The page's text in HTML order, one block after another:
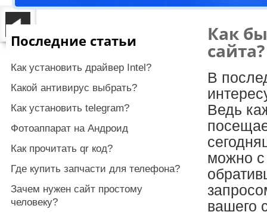
Как
сайта?
В
Ведь
можно
вашего
Последние статьи
Как установить драйвер Intel?
Какой антивирус выбрать?
Как установить telegram?
Фотоаппарат на Андроид
Как прочитать qr код?
Где купить запчасти для телефона?
Зачем нужен сайт простому
человеку?